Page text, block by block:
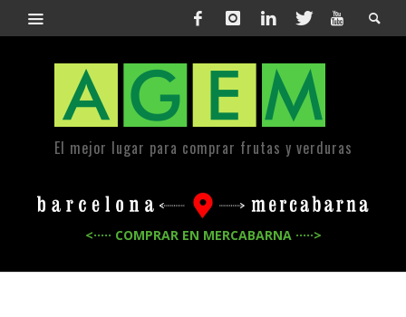
El mejor lugar para comprar frutas y verduras
<····· COMPRAR EN MERCABARNA ·····>